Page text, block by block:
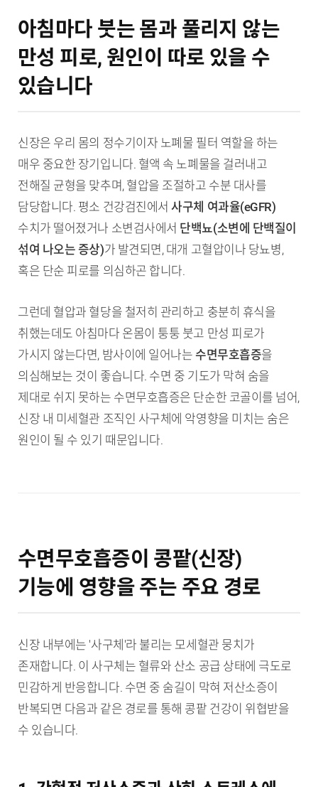
아침마다 붓는 몸과 풀리지 않는
만성 피로, 원인이 따로 있을 수
있습니다
신장은 우리 몸의 정수기이자 노폐물 필터 역할을 하는
매우 중요한 장기입니다. 혈액 속 노폐물을 걸러내고
전해질 균형을 맞추며, 혈압을 조절하고 수분 대사를
담당합니다. 평소 건강검진에서사구체 여과율(eGFR)
수치가 떨어졌거나 소변검사에서 단백뇨(소변에 단백질이
섞여 나오는 증상)가 발견되면, 대개 고혈압이나 당뇨병,
혹은 단순 피로를 의심하곤 합니다.
그런데 혈압과 혈당을 철저히 관리하고 충분히 휴식을
취했는데도 아침마다 온몸이 퉁퉁 붓고 만성 피로가
가시지 않는다면, 밤사이에 일어나는 수면무호흡증을
의심해보는 것이 좋습니다. 수면 중 기도가 막혀 숨을
제대로 쉬지 못하는 수면무호흡증은 단순한 코골이를 넘어,
신장 내 미세혈관 조직인 사구체에 악영향을 미치는 숨은
원인이 될 수 있기 때문입니다.
수면무호흡증이 콩팥(신장)
기능에 영향을 주는 주요 경로
신장 내부에는 '사구체'라 불리는 모세혈관 뭉치가
존재합니다. 이 사구체는 혈류와 산소 공급 상태에 극도로
민감하게 반응합니다. 수면 중 숨길이 막혀 저산소증이
반복되면 다음과 같은 경로를 통해 콩팥 건강이 위협받을
수 있습니다.